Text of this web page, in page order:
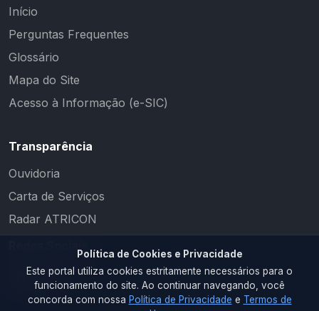
Início
Perguntas Frequentes
Glossário
Mapa do Site
Acesso à Informação (e-SIC)
Transparência
Ouvidoria
Carta de Serviços
Radar ATRICON
Política de Cookies e Privacidade
Este portal utiliza cookies estritamente necessários para o
funcionamento do site. Ao continuar navegando, você
concorda com nossa Política de Privacidade e Termos de